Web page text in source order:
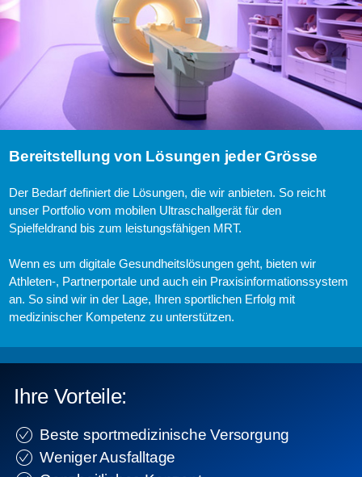
Bereitstellung von Lösungen jeder Grösse
Der Bedarf definiert die Lösungen, die wir anbieten. So reicht
unser Portfolio vom mobilen Ultraschallgerät für den
Spielfeldrand bis zum leistungsfähigen MRT.
Wenn es um digitale Gesundheitslösungen geht, bieten wir
Athleten-, Partnerportale und auch ein Praxisinformationssystem
an. So sind wir in der Lage, Ihren sportlichen Erfolg mit
medizinischer Kompetenz zu unterstützen.
Ihre Vorteile:
Beste sportmedizinische Versorgung
Weniger Ausfalltage